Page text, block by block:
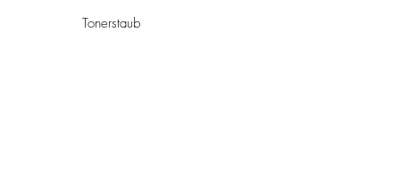
Tonerstaub